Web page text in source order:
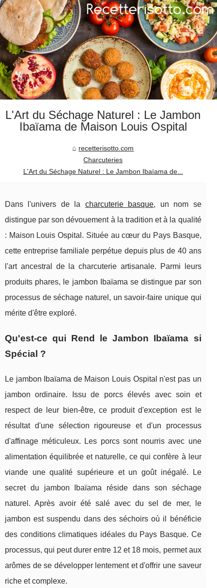
L'Art du Séchage Naturel : Le Jambon
Ibaïama de Maison Louis Ospital
recetterisotto.com
Charcuteries
L'Art du Séchage Naturel : Le Jambon Ibaïama de...
Dans l'univers de la charcuterie basque, un nom se
distingue par son dévouement à la tradition et à la qualité
: Maison Louis Ospital. Située au cœur du Pays Basque,
cette entreprise familiale perpétue depuis plus de 40 ans
l'art ancestral de la charcuterie artisanale. Parmi leurs
produits phares, le jambon Ibaïama se distingue par son
processus de séchage naturel, un savoir-faire unique qui
mérite d'être exploré.
Qu'est-ce qui Rend le Jambon Ibaïama si
Spécial ?
Le jambon Ibaïama de Maison Louis Ospital n'est pas un
jambon ordinaire. Issu de porcs élevés avec soin et
respect de leur bien-être, ce produit d'exception est le
résultat d'une sélection rigoureuse et d'un processus
d'affinage méticuleux. Les porcs sont nourris avec une
alimentation équilibrée et naturelle, ce qui confère à leur
viande une qualité supérieure et un goût inégalé. Le
secret du jambon Ibaïama réside dans son séchage
naturel. Après avoir été salé avec du sel de mer, le
jambon est suspendu dans des séchoirs où il bénéficie
des conditions climatiques idéales du Pays Basque. Ce
processus, qui peut durer entre 12 et 18 mois, permet aux
arômes de se développer lentement et d'offrir une saveur
riche et complexe.